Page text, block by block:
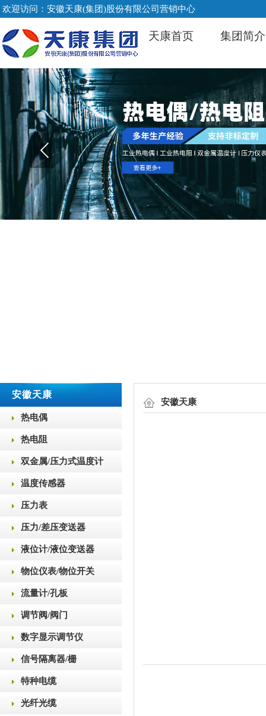
欢迎访问：安徽天康(集团)股份有限公司营销中心
天康首页 集团简介
安徽天康
热电偶
热电阻
双金属/压力式温度计
温度传感器
压力表
压力/差压变送器
液位计/液位变送器
物位仪表/物位开关
流量计/孔板
调节阀/阀门
数字显示调节仪
信号隔离器/栅
特种电缆
光纤光缆
安徽天康